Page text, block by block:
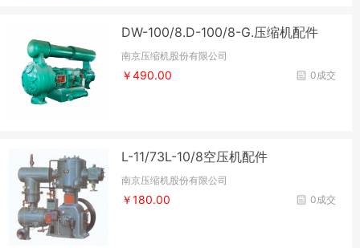
DW-100/8.D-100/8-G.压缩机配件
南京压缩机股份有限公司
0成交
￥490.00
L-11/73L-10/8空压机配件
南京压缩机股份有限公司
0成交
￥180.00